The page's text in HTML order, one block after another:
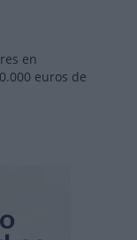
en
euros de